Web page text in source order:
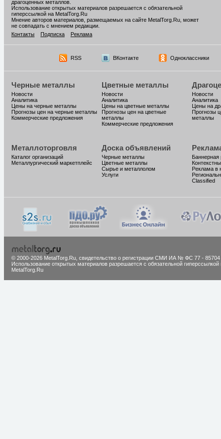
драгоценных металлов.
Использование открытых материалов разрешается с обязательной
гиперссылкой на MetalTorg.Ru
Мнение авторов материалов, размещаемых на сайте MetalTorg.Ru, может
не совпадать с мнением редакции.
Контакты
Подписка Реклама
RSS ВКонтакте Одноклассники
Черные металлы
Новости
Аналитика
Цены на черные металлы
Прогнозы цен на черные металлы
Коммерческие предложения
Цветные металлы
Новости
Аналитика
Цены на цветные металлы
Прогнозы цен на цветные
металлы
Коммерческие предложения
Новости
Аналитика
Цены на
Прогнозы
металлы
Металлоторговля
Каталог организаций
Металлургический маркетплейс
Доска объявлений
Черные металлы
Цветные металлы
Сырье и металлолом
Услуги
Баннерная
Реклама в
Classified
© 2000-2026 MetalTorg.Ru, cвидетельство о регистрации СМИ ИА № ФС 77 - 85704
Использование открытых материалов разрешается с обязательной гиперссылкой
MetalTorg.Ru